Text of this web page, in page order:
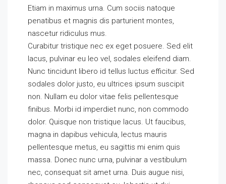
Etiam in maximus urna. Cum sociis natoque
penatibus et magnis dis parturient montes,
nascetur ridiculus mus.
Curabitur tristique nec ex eget posuere. Sed elit
lacus, pulvinar eu leo vel, sodales eleifend diam.
Nunc tincidunt libero id tellus luctus efficitur. Sed
sodales dolor justo, eu ultrices ipsum suscipit
non. Nullam eu dolor vitae felis pellentesque
finibus. Morbi id imperdiet nunc, non commodo
dolor. Quisque non tristique lacus. Ut faucibus,
magna in dapibus vehicula, lectus mauris
pellentesque metus, eu sagittis mi enim quis
massa. Donec nunc urna, pulvinar a vestibulum
nec, consequat sit amet urna. Duis augue nisi,